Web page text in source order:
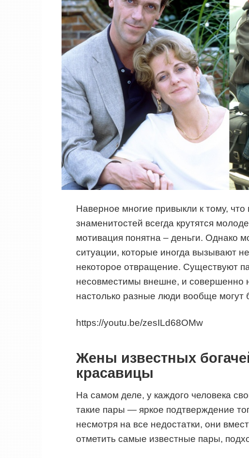
Наверное многие привыкли к тому,
знаменитостей всегда крутятся
мотивация понятна – деньги. Однако
ситуации, которые иногда вызывают
некоторое отвращение. Существуют
несовместимы внешне, и совершенно
настолько разные люди вообще могут
https://youtu.be/zesILd68OMw
Жены известных
красавицы
На самом деле, у каждого человека
такие пары — яркое подтверждение
несмотря на все недостатки, они
отметить самые известные пары,